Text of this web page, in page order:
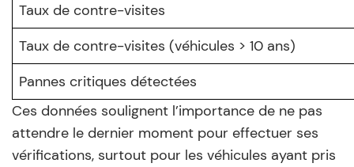
Taux de contre-visites
Taux de contre-visites (véhicules > 10 ans)
Pannes critiques détectées
Ces données soulignent l’importance de ne pas
attendre le dernier moment pour effectuer ses
vérifications, surtout pour les véhicules ayant pris